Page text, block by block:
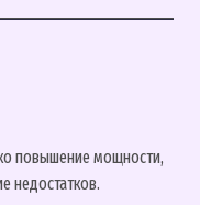
повышение мощности,
недостатков.